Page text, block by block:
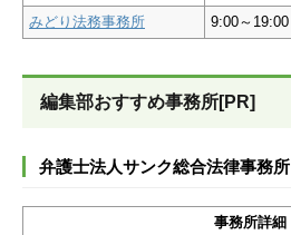
みどり法務事務所 9:00～19:00
編集部おすすめ事務所[PR]
弁護士法人サンク総合法律事務所
事務所詳細